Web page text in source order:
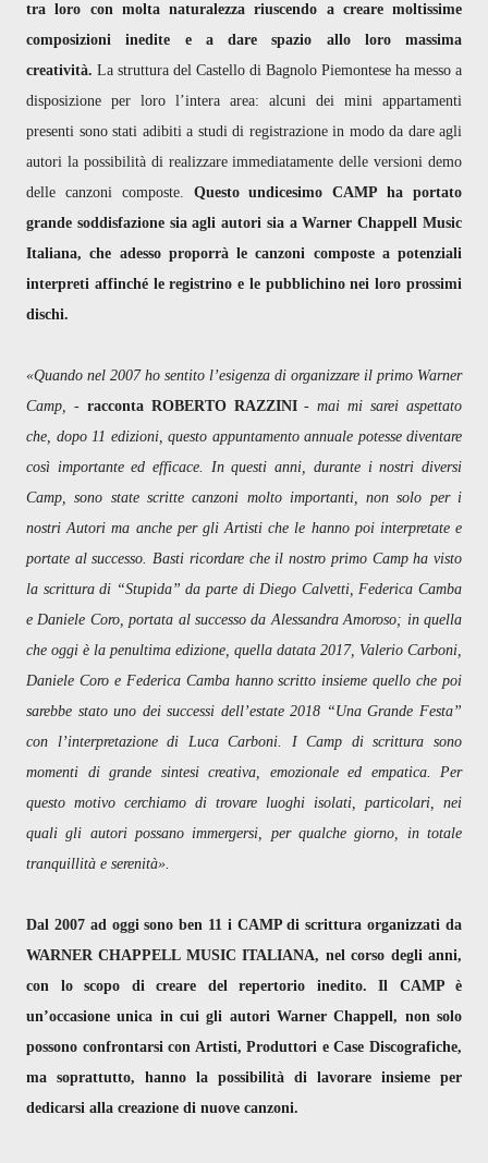
tra loro con molta naturalezza riuscendo a creare moltissime
composizioni inedite e a dare spazio allo loro massima
creatività. La struttura del Castello di Bagnolo Piemontese ha messo a
disposizione per loro l’intera area: alcuni dei mini appartamenti
presenti sono stati adibiti a studi di registrazione in modo da dare agli
autori la possibilità di realizzare immediatamente delle versioni demo
delle canzoni composte. Questo undicesimo CAMP ha portato
grande soddisfazione sia agli autori sia a Warner Chappell Music
Italiana, che adesso proporrà le canzoni composte a potenziali
interpreti affinché le registrino e le pubblichino nei loro prossimi
dischi.
«Quando nel 2007 ho sentito l’esigenza di organizzare il primo Warner
Camp, - racconta ROBERTO RAZZINI-mai mi sarei aspettato
che, dopo 11 edizioni, questo appuntamento annuale potesse diventare
così importante ed efficace. In questi anni, durante i nostri diversi
Camp, sono state scritte canzoni molto importanti, non solo per i
nostri Autori ma anche per gli Artisti che le hanno poi interpretate e
portate al successo. Basti ricordare che il nostro primo Camp ha visto
la scrittura di “Stupida” da parte di Diego Calvetti, Federica Camba
e Daniele Coro, portata al successo da Alessandra Amoroso; in quella
che oggi è la penultima edizione, quella datata 2017, Valerio Carboni,
Daniele Coro e Federica Camba hanno scritto insieme quello che poi
sarebbe stato uno dei successi dell’estate 2018 “Una Grande Festa”
con l’interpretazione di Luca Carboni. I Camp di scrittura sono
momenti di grande sintesi creativa, emozionale ed empatica. Per
questo motivo cerchiamo di trovare luoghi isolati, particolari, nei
quali gli autori possano immergersi, per qualche giorno, in totale
tranquillità e serenità».
Dal 2007 ad oggi sono ben 11 i CAMP di scrittura organizzati da
WARNER CHAPPELL MUSIC ITALIANA, nel corso degli anni,
con lo scopo di creare del repertorio inedito. Il CAMP è
un’occasione unica in cui gli autori Warner Chappell, non solo
possono confrontarsi con Artisti, Produttori e Case Discografiche,
ma soprattutto, hanno la possibilità di lavorare insieme per
dedicarsi alla creazione di nuove canzoni.